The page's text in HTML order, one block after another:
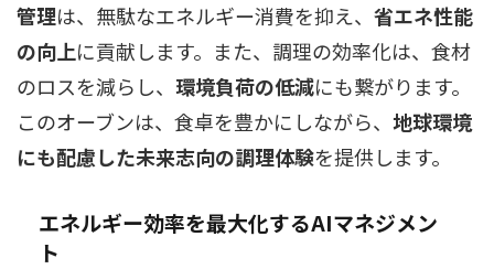
管理は、無駄なエネルギー消費を抑え、 省エネ性能
の向上に貢献します。また、調理の効率化は、食材
のロスを減らし、 環境負荷の低減にも繋がります。
このオーブンは、食卓を豊かにしながら、 地球環境
にも配慮した未来志向の調理体験を提供します。
エネルギー効率を最大化するAIマネジメン
ト